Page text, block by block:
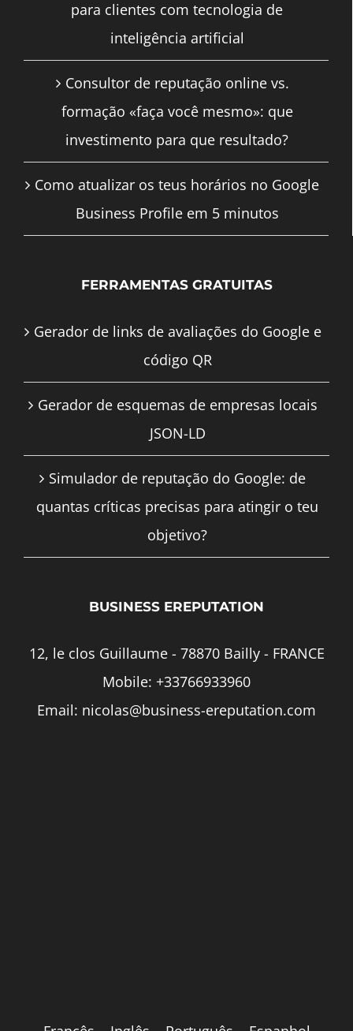
para clientes com tecnologia de
inteligência artificial
Consultor de reputação online vs.
formação «faça você mesmo»: que
investimento para que resultado?
Como atualizar os teus horários no Google
Business Profile em 5 minutos
FERRAMENTAS GRATUITAS
Gerador de links de avaliações do Google e
código QR
Gerador de esquemas de empresas locais
JSON-LD
Simulador de reputação do Google: de
quantas críticas precisas para atingir o teu
objetivo?
BUSINESS EREPUTATION
12, le clos Guillaume - 78870 Bailly - FRANCE
Mobile: +33766933960
Email: nicolas@business-ereputation.com